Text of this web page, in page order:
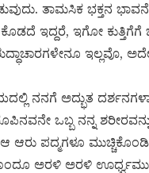
ತಾಮಸಿಕ ಭಕ್ತನ
ಇದ್ದರೆ, ಇಗೋ
ಇಲ್ಲವೊ,
ನನಗೆ ಅದ್ಭುತ
ಒಬ್ಬ ನನ್ನ
ಆರು ಪದ್ಮಗಳೂ
ಅರಳಿ ಅರಳಿ